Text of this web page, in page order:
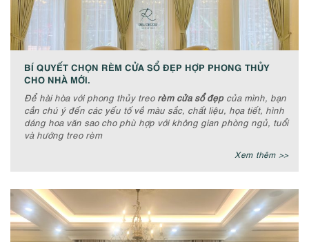
BÍ QUYẾT CHỌN RÈM CỬA SỔ ĐẸP HỢP PHONG THỦY
CHO NHÀ MỚI.
Để hài hòa với phong thủy treo rèm cửa sổ đẹpcủa mình, bạn
cần chú ý đến các yếu tố về màu sắc, chất liệu, họa tiết, hình
dáng hoa văn sao cho phù hợp với không gian phòng ngủ, tuổi
và hướng treo rèm
Xem thêm >>